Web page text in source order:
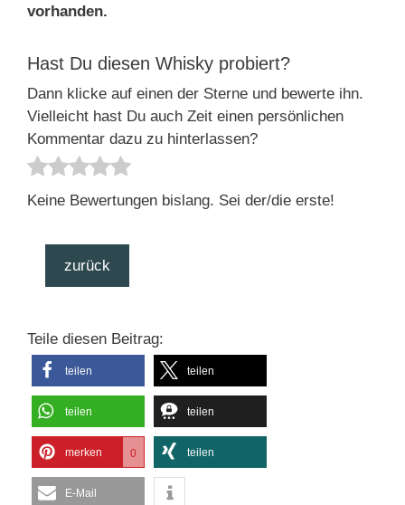
vorhanden.
Hast Du diesen Whisky probiert?
Dann klicke auf einen der Sterne und bewerte ihn.
Vielleicht hast Du auch Zeit einen persönlichen
Kommentar dazu zu hinterlassen?
Keine Bewertungen bislang. Sei der/die erste!
zurück
Teile diesen Beitrag:
teilen teilen
teilen teilen
merken 0 teilen
E-Mail